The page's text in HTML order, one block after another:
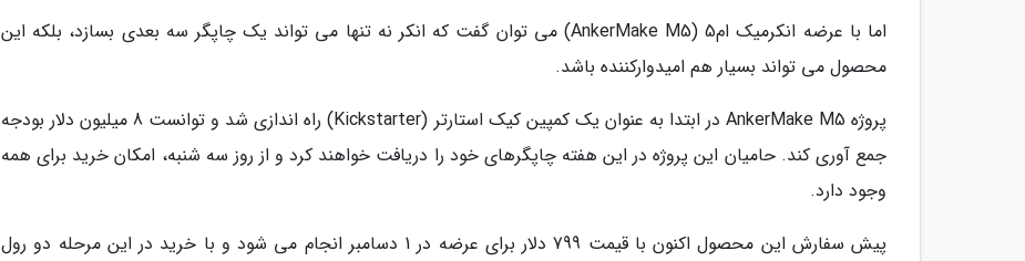
اما با عرضه انکرمیک ام5 (AnkerMake M5) می توان گفت که انکر نه تنها می تواند یک چاپگر سه بعدی بسازد، بلکه این
محصول می تواند بسیار هم امیدوارکننده باشد.
پروژه AnkerMake M5 در ابتدا به عنوان یک کمپین کیک استارتر (Kickstarter) راه اندازی شد و توانست 8 میلیون دلار بودجه
جمع آوری کند. حامیان این پروژه در این هفته چاپگرهای خود را دریافت خواهند کرد و از روز سه شنبه، امکان خرید برای همه
وجود دارد.
پیش سفارش این محصول اکنون با قیمت 799 دلار برای عرضه در 1 دسامبر انجام می شود و با خرید در این مرحله دو رول